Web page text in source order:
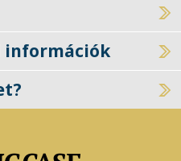
információk